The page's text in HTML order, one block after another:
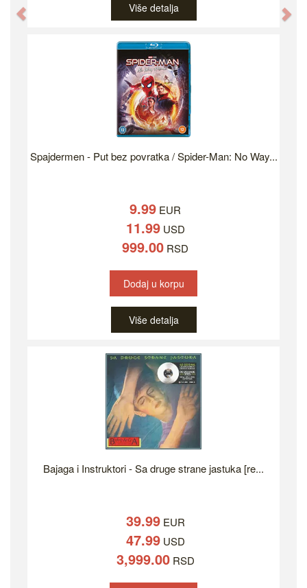
Više detalja
Spajdermen - Put bez povratka / Spider-Man: No Way...
9.99 EUR
11.99USD
999.00 RSD
Dodaj u korpu
Više detalja
Bajaga i Instruktori - Sa druge strane jastuka [re...
39.99EUR
47.99USD
3,999.00RSD